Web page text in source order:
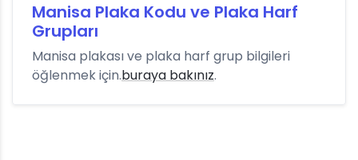
Manisa Plaka Kodu ve Plaka Harf
Grupları
Manisa plakası ve plaka harf grup bilgileri
öğlenmek için.buraya bakınız.